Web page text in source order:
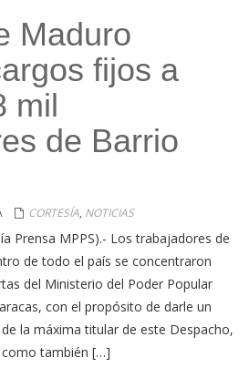
Maduro
fijos a
mil
de Barrio
CORTESÍA, NOTICIAS
Prensa MPPS).- Los trabajadores de
de todo el país se concentraron
del Ministerio del Poder Popular
con el propósito de darle un
la máxima titular de este Despacho,
como también […]